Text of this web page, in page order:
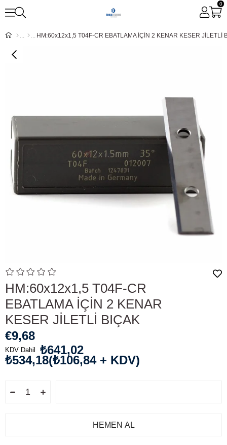
0
HM:60x12x1,5 T04F-CR EBATLAMA İÇİN 2 KENAR KESER JİLETLİ
HM:60x12x1,5 T04F-CR
EBATLAMA İÇİN 2 KENAR
KESER JİLETLİ BIÇAK
€9,68
KDV Dahil ₺641,02
₺534,18(₺106,84 + KDV)